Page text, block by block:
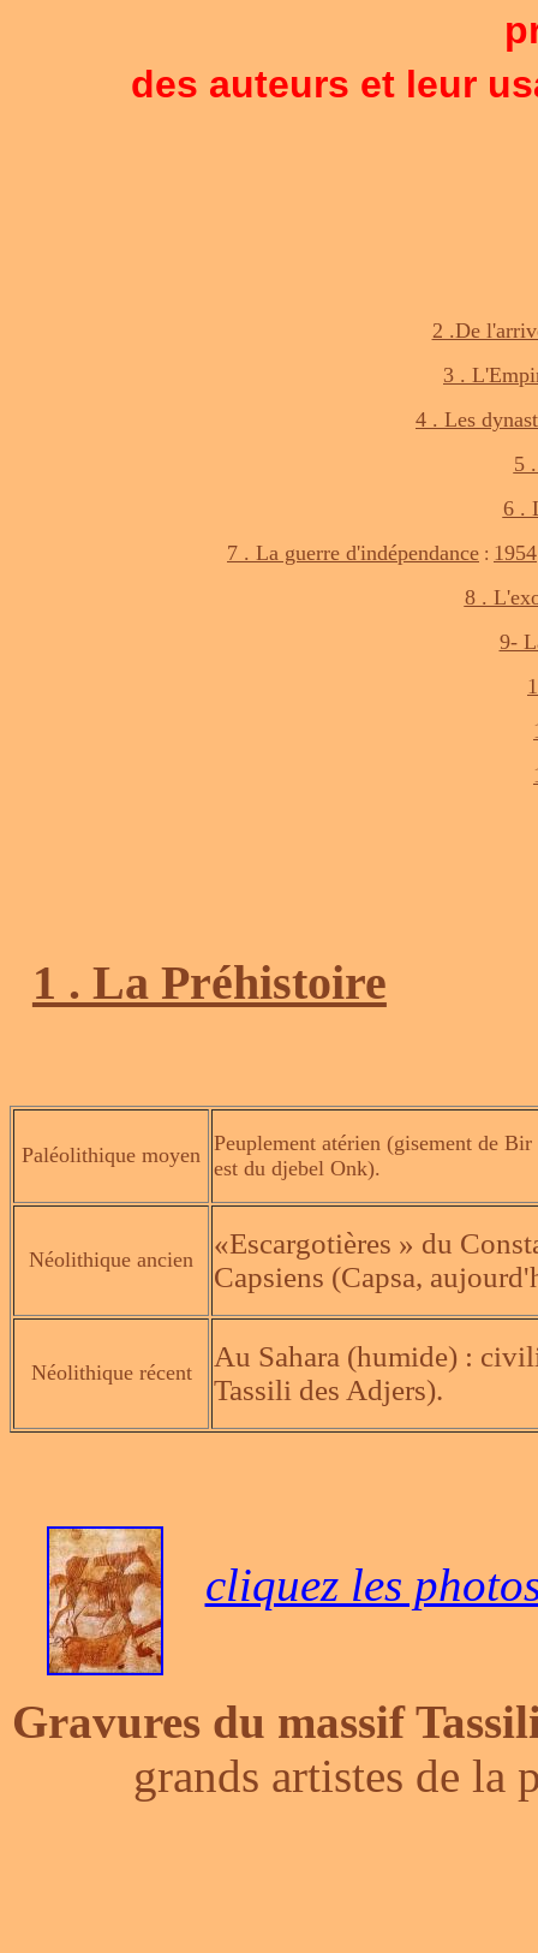
des auteurs et leur
2 .De
3 .
4 . Les
5
6 .
7 . La guerre d'indépendance : 1954
8 .
9-
1 . La Préhistoire
Paléolithique moyen Peuplement atérien (gisement de
est du djebel Onk).
Néolithique ancien
«Escargotières » du
Capsiens (Capsa,
Néolithique récent
Au Sahara (humide) :
Tassili des Adjers).
cliquez les
Gravures du massif
grands artistes de la